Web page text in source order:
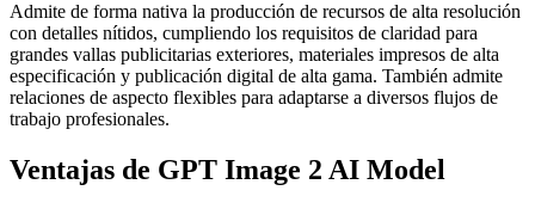
Admite de forma nativa la producción de recursos de alta resolución
con detalles nítidos, cumpliendo los requisitos de claridad para
grandes vallas publicitarias exteriores, materiales impresos de alta
especificación y publicación digital de alta gama. También admite
relaciones de aspecto flexibles para adaptarse a diversos flujos de
trabajo profesionales.
Ventajas de GPT Image 2 AI Model